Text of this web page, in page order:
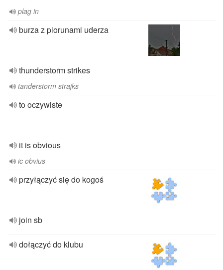
plag in
burza z piorunami uderza
thunderstorm strikes
tanderstorm strajks
to oczywiste
it is obvious
ic obvius
przyłączyć się do kogoś
join sb
dołączyć do klubu